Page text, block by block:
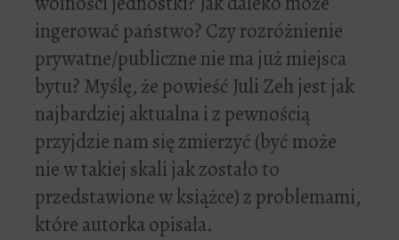
ingerować państwo? Czy rozróżnienie
prywatne/publiczne nie ma już miejsca
bytu? Myślę, że powieść Juli Zeh jest jak
najbardziej aktualna i z pewnością
przyjdzie nam się zmierzyć (być może
nie w takiej skali jak zostało to
przedstawione w książce) z problemami,
które autorka opisała.